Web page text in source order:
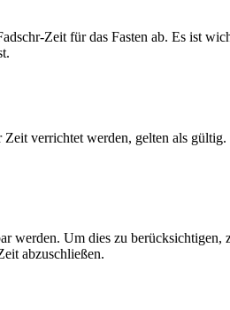
Zeit für das Fasten ab. Es ist
verrichtet werden, gelten als
werden. Um dies zu berücksichtigen,
abzuschließen.